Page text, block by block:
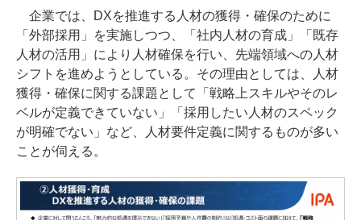
企業では、DXを推進する人材の獲得・確保のために
「外部採用」を実施しつつ、「社内人材の育成」「既存
人材の活用」により人材確保を行い、先端領域への人材
シフトを進めようとしている。その理由としては、人材
獲得・確保に関する課題として「戦略上スキルやそのレ
ベルが定義できていない」「採用したい人材のスペック
が明確でない」など、人材要件定義に関するものが多い
ことが伺える。